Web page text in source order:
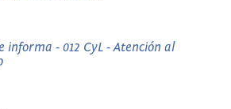
informa - 012 CyL - Atención al